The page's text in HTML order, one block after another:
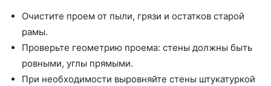
Очистите проем от пыли, грязи и остатков старой
рамы.
Проверьте геометрию проема: стены должны быть
ровными, углы прямыми.
При необходимости выровняйте стены штукатуркой